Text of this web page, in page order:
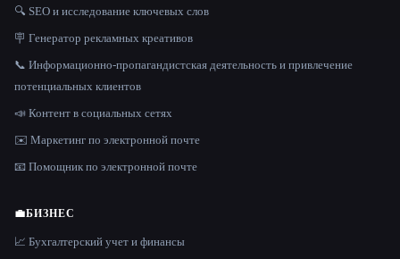
🔍 SEO и исследование ключевых слов
🪧 Генератор рекламных креативов
📞 Информационно-пропагандистская деятельность и привлечение
потенциальных клиентов
📣 Контент в социальных сетях
✉️ Маркетинг по электронной почте
📧 Помощник по электронной почте
💼БИЗНЕС
📈 Бухгалтерский учет и финансы